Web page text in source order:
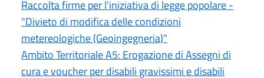
Raccolta firme per l'iniziativa di legge popolare -
"Divieto di modifica delle condizioni
metereologiche (Geoingegneria)"
Ambito Territoriale A5: Erogazione di Assegni di
cura e voucher per disabili gravissimi e disabili